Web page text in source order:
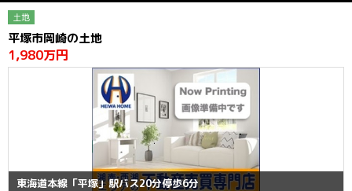
土地
平塚市岡崎の土地
1,980万円
東海道本線「平塚」駅バス20分停歩6分